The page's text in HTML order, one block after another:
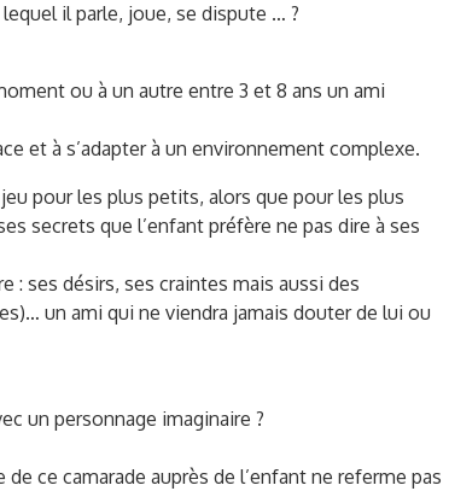
il parle, joue, se dispute … ?
ou à un autre entre 3 et 8 ans un ami
et à s’adapter à un environnement complexe.
pour les plus petits, alors que pour les plus
secrets que l’enfant préfère ne pas dire à ses
: ses désirs, ses craintes mais aussi des
un ami qui ne viendra jamais douter de lui ou
un personnage imaginaire ?
ce camarade auprès de l’enfant ne referme pas